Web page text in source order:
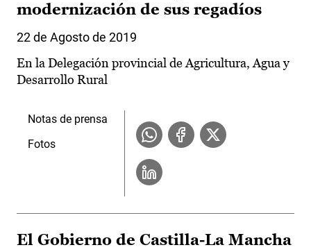
modernización de sus regadíos
22 de Agosto de 2019
En la Delegación provincial de Agricultura, Agua y
Desarrollo Rural
Notas de prensa
Fotos
El Gobierno de Castilla-La Mancha